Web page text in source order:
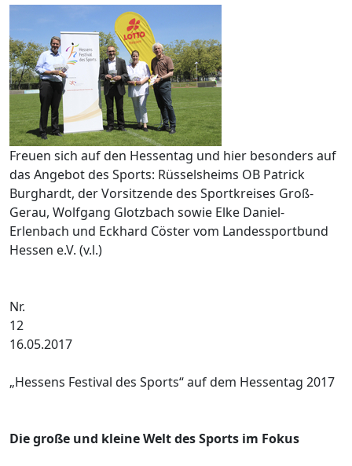
Freuen sich auf den Hessentag und hier besonders auf
das Angebot des Sports: Rüsselsheims OB Patrick
Burghardt, der Vorsitzende des Sportkreises Groß-
Gerau, Wolfgang Glotzbach sowie Elke Daniel-
Erlenbach und Eckhard Cöster vom Landessportbund
Hessen e.V. (v.l.)
Nr.
16.05.2017
„Hessens Festival des Sports“ auf dem Hessentag 2017
Die große und kleine Welt des Sports im Fokus